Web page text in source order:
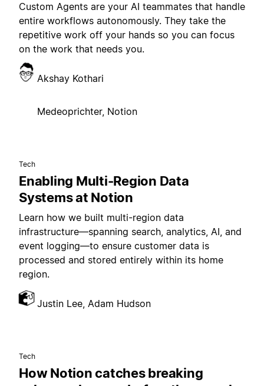
Custom Agents are your AI teammates that handle
entire workflows autonomously. They take the
repetitive work off your hands so you can focus
on the work that needs you.
Akshay Kothari
Medeoprichter, Notion
Tech
Enabling Multi-Region Data
Systems at Notion
Learn how we built multi-region data
infrastructure—spanning search, analytics, AI, and
event logging—to ensure customer data is
processed and stored entirely within its home
region.
Justin Lee, Adam Hudson
Tech
How Notion catches breaking